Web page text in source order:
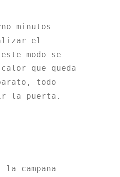
minutos
el
modo se
que queda
todo
la puerta.
la campana